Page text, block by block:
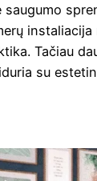
saugumo
Tačiau
su